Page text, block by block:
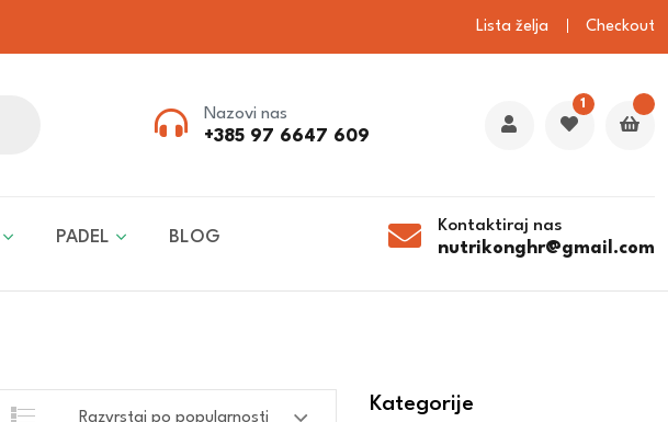
Lista želja Checkout
Nazovi nas
+385 97 6647 609
1
PADEL BLOG
Kontaktiraj nas
nutrikonghr@gmail.com
Kategorije